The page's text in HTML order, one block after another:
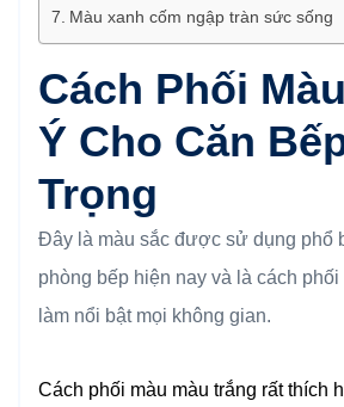
Màu xanh cốm ngập tràn sức sống
Cách Phối
Ý Cho Căn
Trọng
Đây là màu sắc được sử dụng phổ
phòng bếp hiện nay và là cách
làm nổi bật mọi không gian.
Cách phối màu màu trắng rất thích